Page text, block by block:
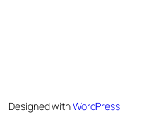
Designed withWordPress